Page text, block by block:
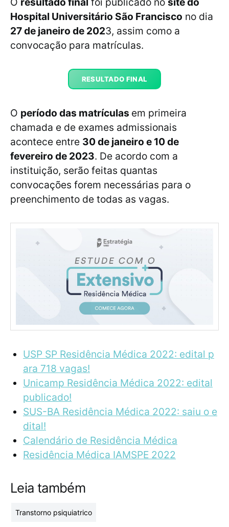
Hospital Universitário São Francisco no dia
27 de janeiro de 2023, assim como a
convocação para matrículas.
RESULTADO FINAL
O período das matrículas em primeira
chamada e de exames admissionais
acontece entre 30 de janeiro e 10 de
fevereiro de 2023. De acordo com a
instituição, serão feitas quantas
convocações forem necessárias para o
preenchimento de todas as vagas.
USP SP Residência Médica 2022: edital p
ara 718 vagas!
Unicamp Residência Médica 2022: edital
publicado!
SUS-BA Residência Médica 2022: saiu o e
dital!
Calendário de Residência Médica
Residência Médica IAMSPE 2022
Leia também
Transtorno psiquiatrico